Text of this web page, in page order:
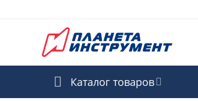
Каталог товаров